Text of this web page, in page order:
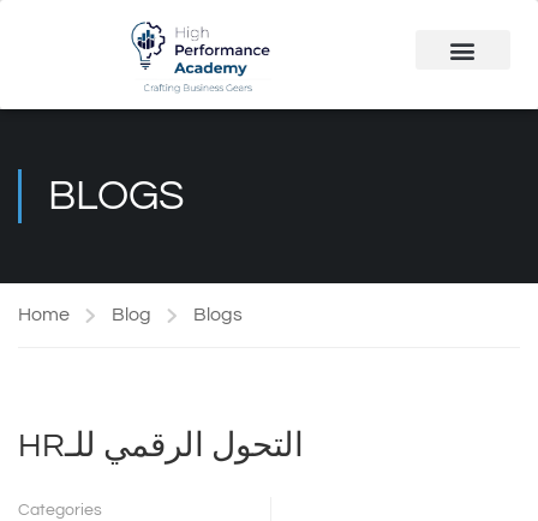
BLOGS
Home Blog Blogs
HRالتحول الرقمي للـ
Categories